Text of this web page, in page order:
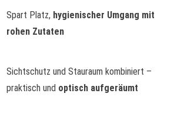
Spart Platz, hygienischer Umgang mit
rohen Zutaten
Sichtschutz und Stauraum kombiniert –
praktisch und optisch aufgeräumt